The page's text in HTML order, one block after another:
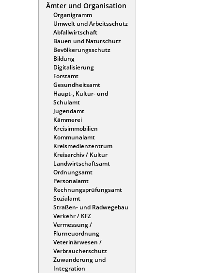
Ämter und Organisation
Organigramm
Umwelt und Arbeitsschutz
Abfallwirtschaft
Bauen und Naturschutz
Bevölkerungsschutz
Bildung
Digitalisierung
Forstamt
Gesundheitsamt
Haupt-, Kultur- und
Schulamt
Jugendamt
Kämmerei
Kreisimmobilien
Kommunalamt
Kreismedienzentrum
Kreisarchiv / Kultur
Landwirtschaftsamt
Ordnungsamt
Personalamt
Rechnungsprüfungsamt
Sozialamt
Straßen- und Radwegebau
Verkehr / KFZ
Vermessung /
Flurneuordnung
Veterinärwesen /
Verbraucherschutz
Zuwanderung und
Integration